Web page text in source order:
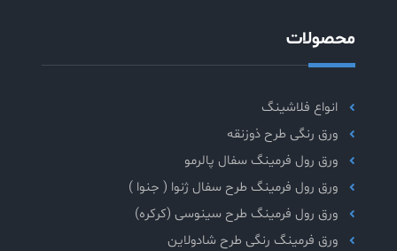
محصولات
انواع فلاشینگ
ورق رنگی طرح ذوزنقه
ورق رول فرمینگ سفال پالرمو
ورق رول فرمینگ طرح سفال ژنوا ( جنوا )
ورق رول فرمینگ طرح سینوسی (کرکره)
ورق فرمینگ رنگی طرح شادولاین